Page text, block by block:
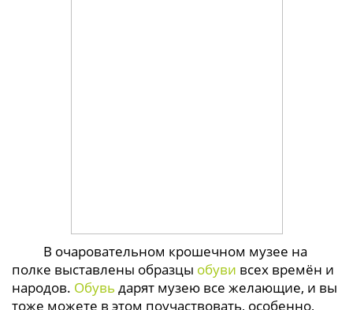
В очаровательном крошечном музее на
полке выставлены образцы обуви всех времён и
народов. Обувь дарят музею все желающие, и вы
тоже можете в этом поучаствовать, особенно,